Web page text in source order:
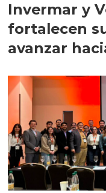
Invermar y
fortalecen
avanzar